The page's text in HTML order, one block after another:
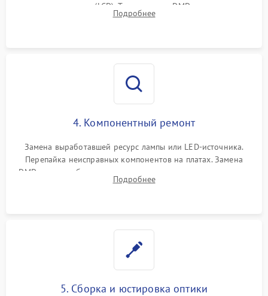
или поляризаторов (LCD). Тестирование DMD-чипа, датчиков
температуры и оптопар с помощью мультиметра и
Подробнее
4. Компонентный ремонт
Замена выработавшей ресурс лампы или LED-источника.
Перепайка неисправных компонентов на платах. Замена
DMD-чипа при битых пикселях, установка нового цветового
колеса или восстановление сгоревших поляризационных
Подробнее
5. Сборка и юстировка оптики